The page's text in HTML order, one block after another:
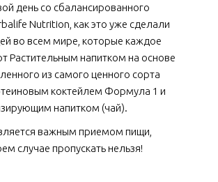
день со сбалансированного
Nutrition, как это уже сделали
во всем мире, которые каждое
Растительным напитком на основе
из самого ценного сорта
коктейлем Формула 1 и
напитком (чай).
важным приемом пищи,
случае пропускать нельзя!